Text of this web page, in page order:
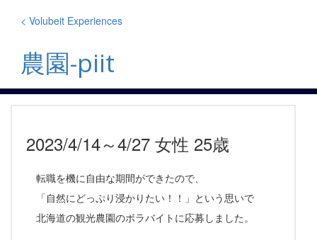
< Volubeit Experiences
農園-piit
2023/4/14～4/27 女性 25歳
転職を機に自由な期間ができたので、
「自然にどっぷり浸かりたい！！」という思いで
北海道の観光農園のボラバイトに応募しました。